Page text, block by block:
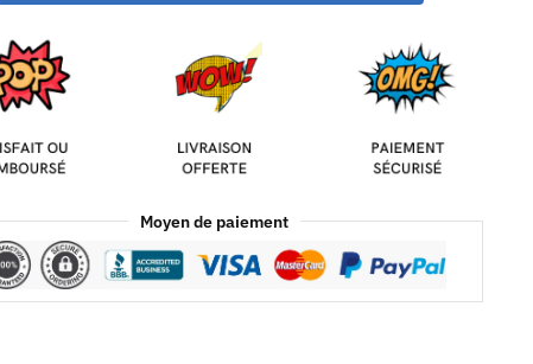
Moyen de paiement